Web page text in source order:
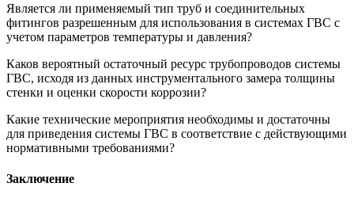
Является ли применяемый тип труб и соединительных
фитингов разрешенным для использования в системах ГВС с
учетом параметров температуры и давления?
Каков вероятный остаточный ресурс трубопроводов системы
ГВС, исходя из данных инструментального замера толщины
стенки и оценки скорости коррозии?
Какие технические мероприятия необходимы и достаточны
для приведения системы ГВС в соответствие с действующими
нормативными требованиями?
Заключение